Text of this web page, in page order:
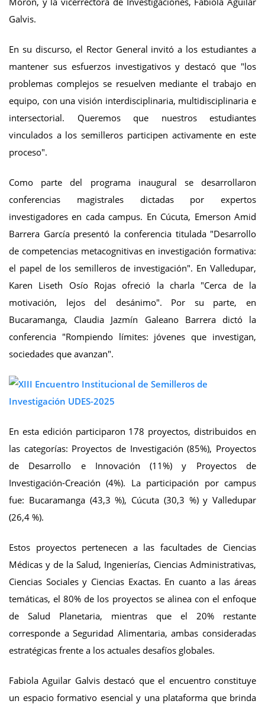
Galvis.
En su discurso, el Rector General invitó a los estudiantes a
mantener sus esfuerzos investigativos y destacó que "los
problemas complejos se resuelven mediante el trabajo en
equipo, con una visión interdisciplinaria, multidisciplinaria e
intersectorial. Queremos que nuestros estudiantes
vinculados a los semilleros participen activamente en este
proceso".
Como parte del programa inaugural se desarrollaron
conferencias magistrales dictadas por expertos
investigadores en cada campus. En Cúcuta, Emerson Amid
Barrera García presentó la conferencia titulada "Desarrollo
de competencias metacognitivas en investigación formativa:
el papel de los semilleros de investigación". En Valledupar,
Karen Liseth Osío Rojas ofreció la charla "Cerca de la
motivación, lejos del desánimo". Por su parte, en
Bucaramanga, Claudia Jazmín Galeano Barrera dictó la
conferencia "Rompiendo límites: jóvenes que investigan,
sociedades que avanzan".
En esta edición participaron 178 proyectos, distribuidos en
las categorías: Proyectos de Investigación (85%), Proyectos
de Desarrollo e Innovación (11%) y Proyectos de
Investigación-Creación (4%). La participación por campus
fue: Bucaramanga (43,3 %), Cúcuta (30,3 %) y Valledupar
(26,4 %).
Estos proyectos pertenecen a las facultades de Ciencias
Médicas y de la Salud, Ingenierías, Ciencias Administrativas,
Ciencias Sociales y Ciencias Exactas. En cuanto a las áreas
temáticas, el 80% de los proyectos se alinea con el enfoque
de Salud Planetaria, mientras que el 20% restante
corresponde a Seguridad Alimentaria, ambas consideradas
estratégicas frente a los actuales desafíos globales.
Fabiola Aguilar Galvis destacó que el encuentro constituye
un espacio formativo esencial y una plataforma que brinda